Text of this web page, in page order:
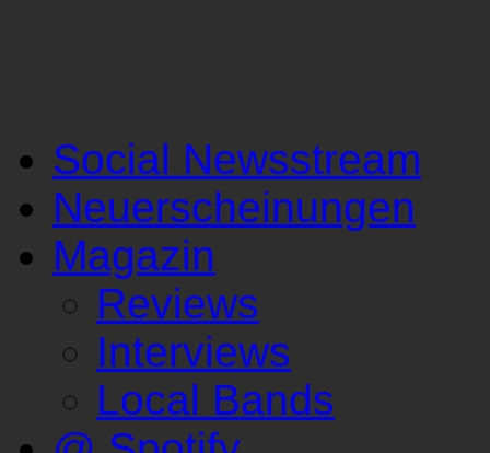
Social Newsstream
Neuerscheinungen
Magazin
Reviews
Interviews
Local Bands